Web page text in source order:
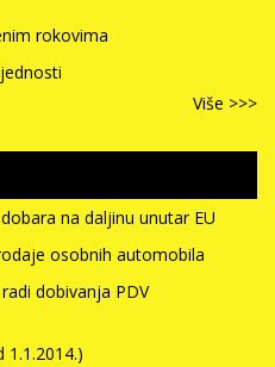
rokovima
Više >>>
na daljinu unutar EU
osobnih automobila
dobivanja PDV
1.1.2014.)